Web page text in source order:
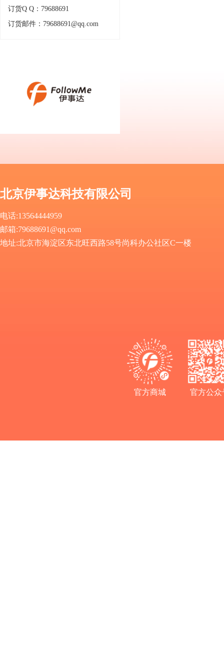
订货Q Q：79688691
订货邮件：79688691@qq.com
北京伊事达科技有限公司
电话:13564444959
邮箱:79688691@qq.com
地址:北京市海淀区东北旺西路58号尚科办公社区C一楼
官方商城 官方公众